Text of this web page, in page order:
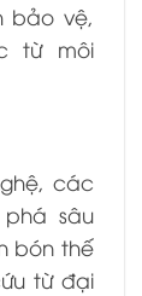
bảo vệ,
từ môi
các
sâu
bón thế
từ đại